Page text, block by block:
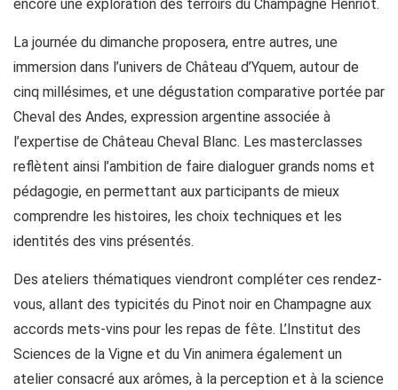
encore une exploration des terroirs du Champagne Henriot.
La journée du dimanche proposera, entre autres, une
immersion dans l’univers de Château d’Yquem, autour de
cinq millésimes, et une dégustation comparative portée par
Cheval des Andes, expression argentine associée à
l’expertise de Château Cheval Blanc. Les masterclasses
reflètent ainsi l’ambition de faire dialoguer grands noms et
pédagogie, en permettant aux participants de mieux
comprendre les histoires, les choix techniques et les
identités des vins présentés.
Des ateliers thématiques viendront compléter ces rendez-
vous, allant des typicités du Pinot noir en Champagne aux
accords mets-vins pour les repas de fête. L’Institut des
Sciences de la Vigne et du Vin animera également un
atelier consacré aux arômes, à la perception et à la science